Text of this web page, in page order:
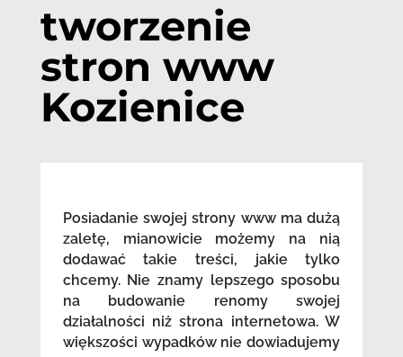
tworzenie
stron www
Kozienice
Posiadanie swojej strony www ma dużą
zaletę, mianowicie możemy na nią
dodawać takie treści, jakie tylko
chcemy. Nie znamy lepszego sposobu
na budowanie renomy swojej
działalności niż strona internetowa. W
większości wypadków nie dowiadujemy